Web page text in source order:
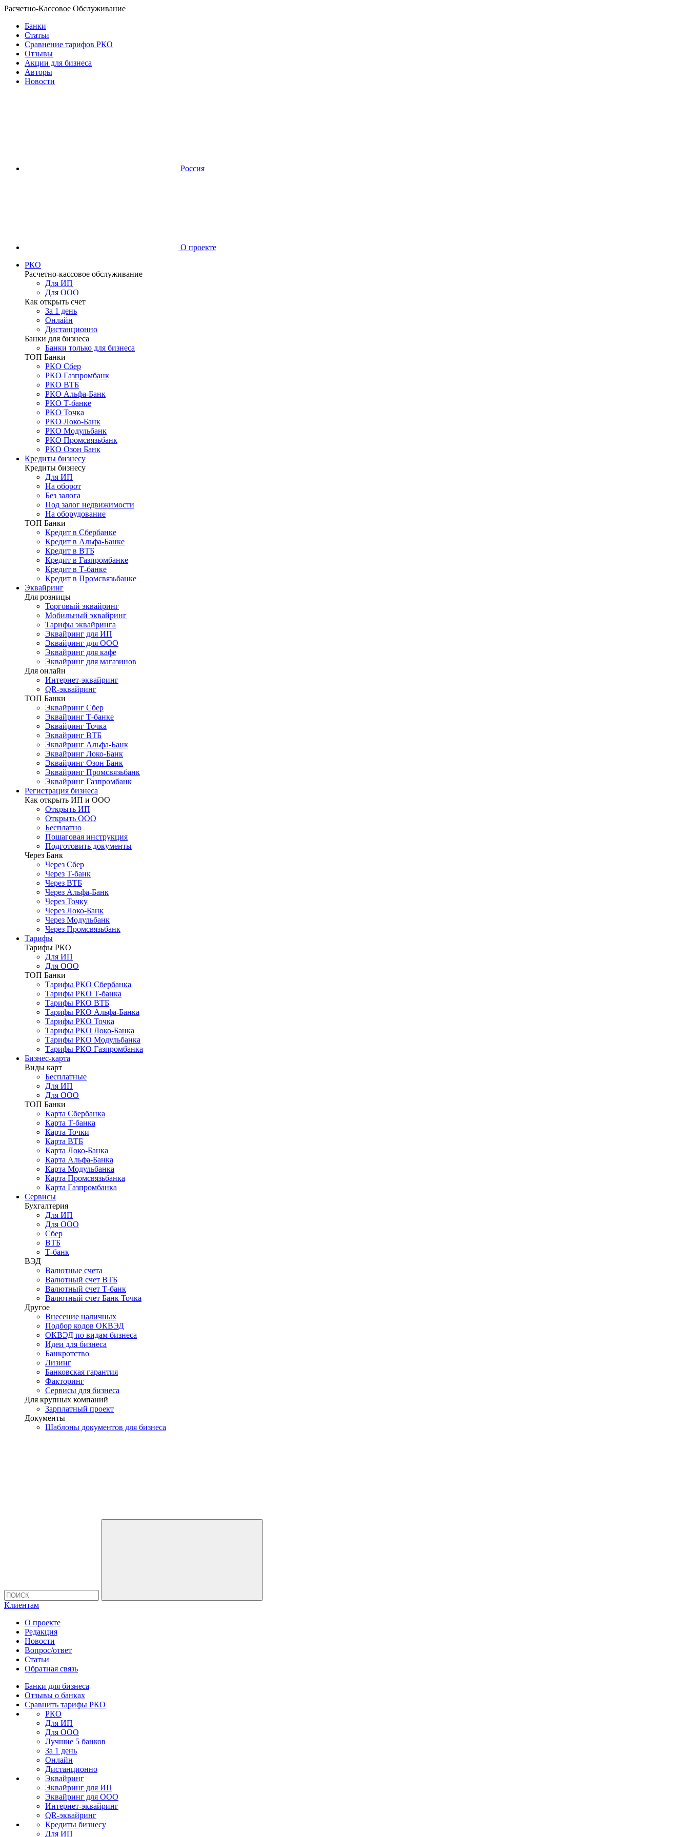
Расчетно-Кассовое Обслуживание
Банки
Статьи
Сравнение тарифов РКО
Отзывы
Акции для бизнеса
Авторы
Новости
Россия
О проекте
РКО
Расчетно-кассовое обслуживание
Для ИП
Для ООО
Как открыть счет
За 1 день
Онлайн
Дистанционно
Банки для бизнеса
Банки только для бизнеса
ТОП Банки
РКО Сбер
РКО Газпромбанк
РКО ВТБ
РКО Альфа-Банк
РКО Т-банке
РКО Точка
РКО Локо-Банк
РКО Модульбанк
РКО Промсвязьбанк
РКО Озон Банк
Кредиты бизнесу
Кредиты бизнесу
Для ИП
На оборот
Без залога
Под залог недвижимости
На оборудование
ТОП Банки
Кредит в Сбербанке
Кредит в Альфа-Банке
Кредит в ВТБ
Кредит в Газпромбанке
Кредит в Т-банке
Кредит в Промсвязьбанке
Эквайринг
Для розницы
Торговый эквайринг
Мобильный эквайринг
Тарифы эквайринга
Эквайринг для ИП
Эквайринг для ООО
Эквайринг для кафе
Эквайринг для магазинов
Для онлайн
Интернет-эквайринг
QR-эквайринг
ТОП Банки
Эквайринг Сбер
Эквайринг Т-банке
Эквайринг Точка
Эквайринг ВТБ
Эквайринг Альфа-Банк
Эквайринг Локо-Банк
Эквайринг Озон Банк
Эквайринг Промсвязьбанк
Эквайринг Газпромбанк
Регистрация бизнеса
Как открыть ИП и ООО
Открыть ИП
Открыть ООО
Бесплатно
Пошаговая инструкция
Подготовить документы
Через Банк
Через Сбер
Через Т-банк
Через ВТБ
Через Альфа-Банк
Через Точку
Через Локо-Банк
Через Модульбанк
Через Промсвязьбанк
Тарифы
Тарифы РКО
Для ИП
Для ООО
ТОП Банки
Тарифы РКО Сбербанка
Тарифы РКО Т-банка
Тарифы РКО ВТБ
Тарифы РКО Альфа-Банка
Тарифы РКО Точка
Тарифы РКО Локо-Банка
Тарифы РКО Модульбанка
Тарифы РКО Газпромбанка
Бизнес-карта
Виды карт
Бесплатные
Для ИП
Для ООО
ТОП Банки
Карта Сбербанка
Карта Т-банка
Карта Точки
Карта ВТБ
Карта Локо-Банка
Карта Альфа-Банка
Карта Модульбанка
Карта Промсвязьбанка
Карта Газпромбанка
Сервисы
Бухгалтерия
Для ИП
Для ООО
Сбер
ВТБ
Т-банк
ВЭД
Валютные счета
Валютный счет ВТБ
Валютный счет Т-банк
Валютный счет Банк Точка
Другое
Внесение наличных
Подбор кодов ОКВЭД
ОКВЭД по видам бизнеса
Идеи для бизнеса
Банкротство
Лизинг
Банковская гарантия
Факторинг
Сервисы для бизнеса
Для крупных компаний
Зарплатный проект
Документы
Шаблоны документов для бизнеса
Клиентам
О проекте
Редакция
Новости
Вопрос/ответ
Статьи
Обратная связь
Банки для бизнеса
Отзывы о банках
Сравнить тарифы РКО
РКО
Для ИП
Для ООО
Лучшие 5 банков
За 1 день
Онлайн
Дистанционно
Эквайринг
Эквайринг для ИП
Эквайринг для ООО
Интернет-эквайринг
QR-эквайринг
Кредиты бизнесу
Для ИП